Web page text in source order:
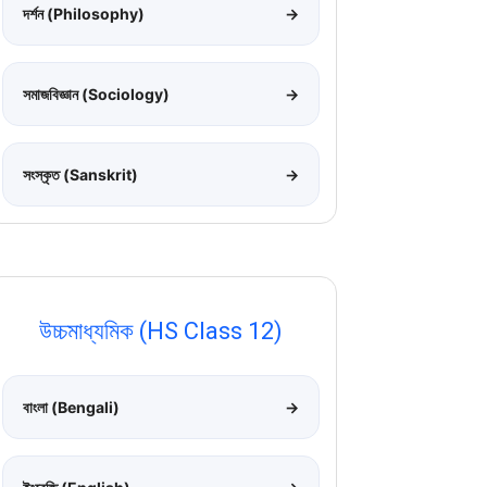
দর্শন (Philosophy) →
সমাজবিজ্ঞান (Sociology) →
সংস্কৃত (Sanskrit) →
উচ্চমাধ্যমিক (HS Class 12)
বাংলা (Bengali) →